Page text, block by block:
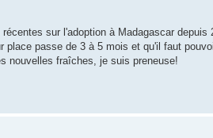
sur l'adoption à Madagascar
place passe de 3 à 5 mois et qu'il faut
nouvelles fraîches, je suis preneuse!